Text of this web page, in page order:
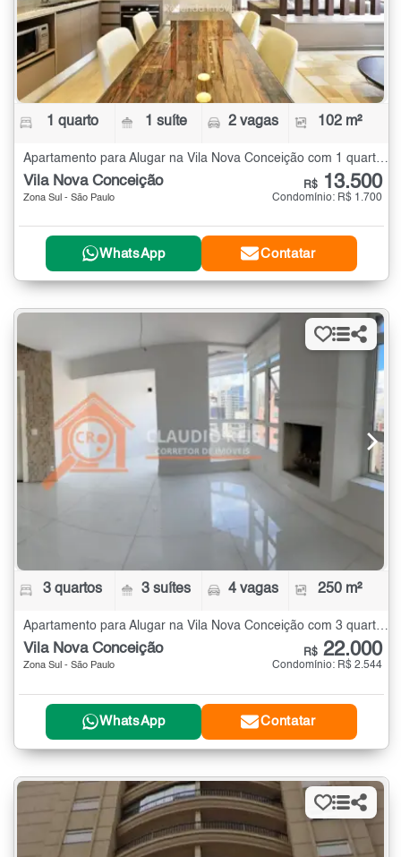
1 quarto 1 suíte 2 vagas 102 m²
Apartamento para Alugar na Vila Nova Conceição com 1 quarto - 102 m²
Vila Nova Conceição
Zona Sul - São Paulo
R$ 13.500
Condomínio: R$ 1.700
WhatsApp Contatar
3 quartos 3 suítes 4 vagas 250 m²
Apartamento para Alugar na Vila Nova Conceição com 3 quartos - 250 m²
Vila Nova Conceição
Zona Sul - São Paulo
R$ 22.000
Condomínio: R$ 2.544
WhatsApp Contatar